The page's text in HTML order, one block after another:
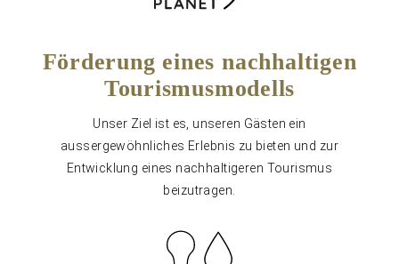
Förderung eines nachhaltigen
Tourismusmodells
Unser Ziel ist es, unseren Gästen ein
aussergewöhnliches Erlebnis zu bieten und zur
Entwicklung eines nachhaltigeren Tourismus
beizutragen.